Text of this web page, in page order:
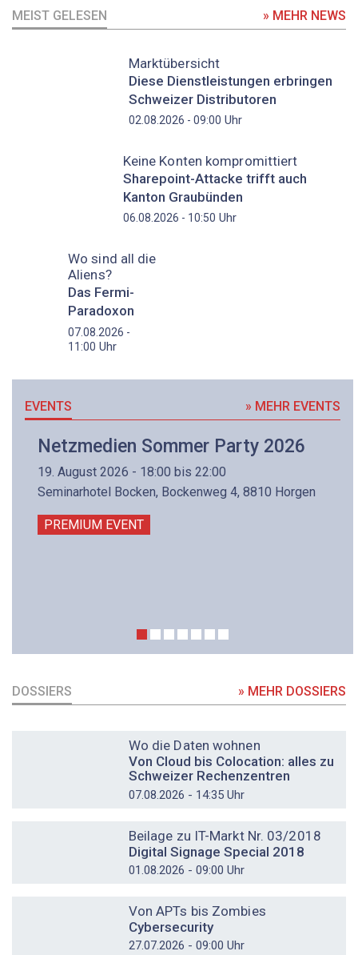
MEIST GELESEN » MEHR NEWS
Marktübersicht
Diese Dienstleistungen erbringen
Schweizer Distributoren
02.08.2026 - 09:00 Uhr
Keine Konten kompromittiert
Sharepoint-Attacke trifft auch
Kanton Graubünden
06.08.2026 - 10:50 Uhr
Wo sind all die
Aliens?
Das Fermi-
Paradoxon
07.08.2026 -
11:00 Uhr
EVENTS » MEHR EVENTS
Netzmedien Sommer Party 2026
19. August 2026 - 18:00 bis 22:00
Seminarhotel Bocken, Bockenweg 4, 8810 Horgen
PREMIUM EVENT
DOSSIERS » MEHR DOSSIERS
Wo die Daten wohnen
Von Cloud bis Colocation: alles zu
Schweizer Rechenzentren
07.08.2026 - 14:35 Uhr
Beilage zu IT-Markt Nr. 03/2018
Digital Signage Special 2018
01.08.2026 - 09:00 Uhr
Von APTs bis Zombies
Cybersecurity
27.07.2026 - 09:00 Uhr